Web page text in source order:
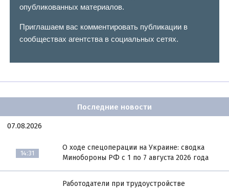
опубликованных материалов.
Приглашаем вас комментировать публикации в
сообществах агентства в социальных сетях.
Последние новости
07.08.2026
14:31
О ходе спецоперации на Украине: сводка
Минобороны РФ с 1 по 7 августа 2026 года
Работодатели при трудоустройстве